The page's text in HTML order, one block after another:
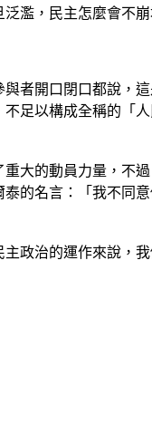
濫，民主怎麼會不崩
者開口閉口都說，
足以構成全稱的「
大的動員力量，不
的名言：「我不同
政治的運作來說，